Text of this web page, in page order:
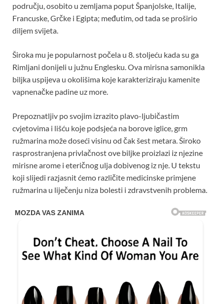
području, osobito u zemljama poput Španjolske, Italije,
Francuske, Grčke i Egipta; međutim, od tada se proširio
diljem svijeta.
Široka mu je popularnost počela u 8. stoljeću kada su ga
Rimljani donijeli u južnu Englesku. Ova mirisna samonikla
biljka uspijeva u okolišima koje karakteriziraju kamenite
vapnenačke padine uz more.
Prepoznatljiv po svojim izrazito plavo-ljubičastim
cvjetovima i lišću koje podsjeća na borove iglice, grm
ružmarina može doseći visinu od čak šest metara. Široko
rasprostranjena privlačnost ove biljke proizlazi iz njezine
mirisne arome i eteričnog ulja dobivenog iz nje. U tekstu
koji slijedi razjasnit ćemo različite medicinske primjene
ružmarina u liječenju niza bolesti i zdravstvenih problema.